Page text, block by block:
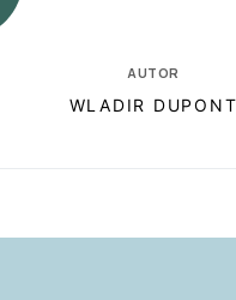
AUTOR
WLADIR DUPONT